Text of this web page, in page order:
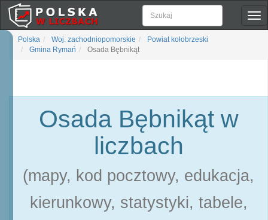
Polska Woj. zachodniopomorskie
Powiat kołobrzeski
Gmina Rymań
Osada Bębnikąt
Osada Bębnikąt w
liczbach
(mapy, kod pocztowy, edukacja,
kierunkowy, statystyki, tabele,